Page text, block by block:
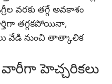
వరకు తగ్గే అవకాశం
తగ్గకపోయినా,
వేడి నుంచి తాత్కాలిక
హెచ్చరికలు